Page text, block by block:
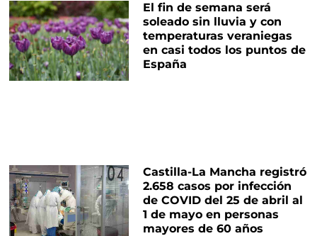
El fin de semana será
soleado sin lluvia y con
temperaturas veraniegas
en casi todos los puntos de
España
Castilla-La Mancha registró
2.658 casos por infección
de COVID del 25 de abril al
1 de mayo en personas
mayores de 60 años